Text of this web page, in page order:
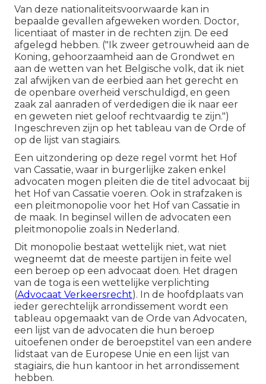
Van deze nationaliteitsvoorwaarde kan in
bepaalde gevallen afgeweken worden. Doctor,
licentiaat of master in de rechten zijn. De eed
afgelegd hebben. ("Ik zweer getrouwheid aan de
Koning, gehoorzaamheid aan de Grondwet en
aan de wetten van het Belgische volk, dat ik niet
zal afwijken van de eerbied aan het gerecht en
de openbare overheid verschuldigd, en geen
zaak zal aanraden of verdedigen die ik naar eer
en geweten niet geloof rechtvaardig te zijn.")
Ingeschreven zijn op het tableau van de Orde of
op de lijst van stagiairs.
Een uitzondering op deze regel vormt het Hof
van Cassatie, waar in burgerlijke zaken enkel
advocaten mogen pleiten die de titel advocaat bij
het Hof van Cassatie voeren. Ook in strafzaken is
een pleitmonopolie voor het Hof van Cassatie in
de maak. In beginsel willen de advocaten een
pleitmonopolie zoals in Nederland.
Dit monopolie bestaat wettelijk niet, wat niet
wegneemt dat de meeste partijen in feite wel
een beroep op een advocaat doen. Het dragen
van de toga is een wettelijke verplichting
(Advocaat Verkeersrecht). In de hoofdplaats van
ieder gerechtelijk arrondissement wordt een
tableau opgemaakt van de Orde van Advocaten,
een lijst van de advocaten die hun beroep
uitoefenen onder de beroepstitel van een andere
lidstaat van de Europese Unie en een lijst van
stagiairs, die hun kantoor in het arrondissement
hebben.